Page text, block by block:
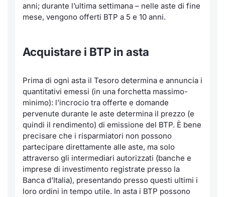
anni; durante l’ultima settimana – nelle aste di fine
mese, vengono offerti BTP a 5 e 10 anni.
Acquistare i BTP in asta
Prima di ogni asta il Tesoro determina e annuncia i
quantitativi emessi (in una forchetta massimo-
minimo): l'incrocio tra offerte e domande
pervenute durante le aste determina il prezzo (e
quindi il rendimento) di emissione del BTP. È bene
precisare che i risparmiatori non possono
partecipare direttamente alle aste, ma solo
attraverso gli intermediari autorizzati (banche e
imprese di investimento registrate presso la
Banca d’Italia), presentando presso questi ultimi i
loro ordini in tempo utile. In asta i BTP possono